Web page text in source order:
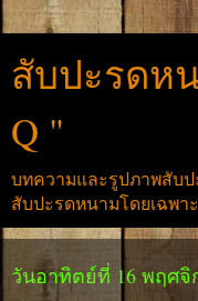
สับปะรดห
Q "
บทความและรูปภาพสับ
สับปะรดหนามโดยเฉพา
วันอาทิตย์ที่ 16 พฤศจิ